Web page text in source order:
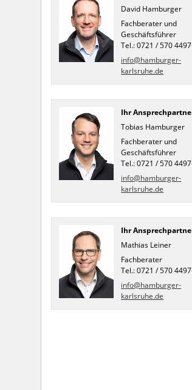
David Hamburger
Fachberater und
Geschäftsführer
Tel.: 0721 / 570
info@hamburger-
karlsruhe.de
Ihr
Tobias Hamburger
Fachberater und
Geschäftsführer
Tel.: 0721 / 570
info@hamburger-
karlsruhe.de
Ihr
Mathias Leiner
Fachberater
Tel.: 0721 / 570
info@hamburger-
karlsruhe.de